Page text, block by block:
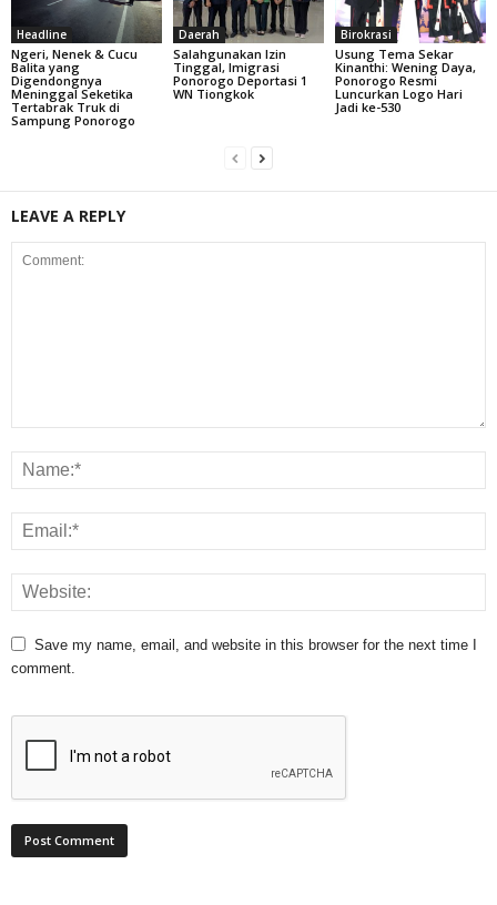
Headline
Ngeri, Nenek & Cucu
Balita yang
Digendongnya
Meninggal Seketika
Tertabrak Truk di
Sampung Ponorogo
Daerah
Salahgunakan Izin
Tinggal, Imigrasi
Ponorogo Deportasi 1
WN Tiongkok
Birokrasi
Usung Tema Sekar
Kinanthi: Wening Daya,
Ponorogo Resmi
Luncurkan Logo Hari
Jadi ke-530
LEAVE A REPLY
Save my name, email, and website in this browser for the next time I
comment.